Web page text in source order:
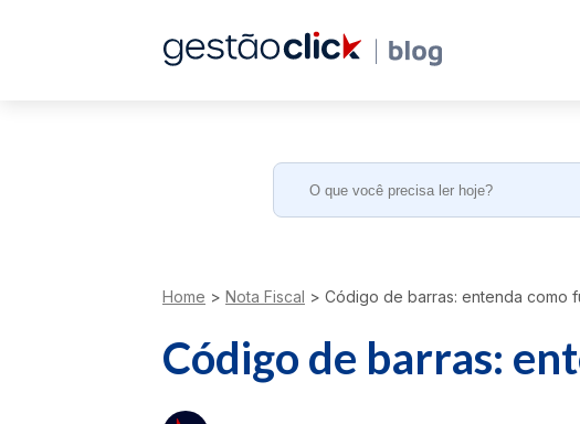
Search
Home > Nota Fiscal > Código de barras: entenda como
Código de barras: